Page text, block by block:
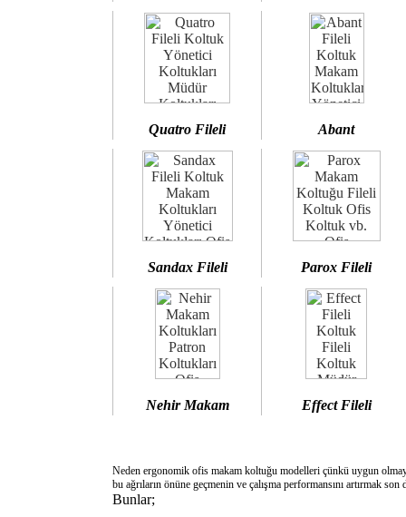
Quatro Fileli Abant
Sandax Fileli Parox Fileli
Nehir Makam Effect Fileli
Neden ergonomik ofis makam koltuğu modelleri çünkü uygun
bu ağrıların önüne geçmenin ve çalışma performansını artırmak
Bunlar;